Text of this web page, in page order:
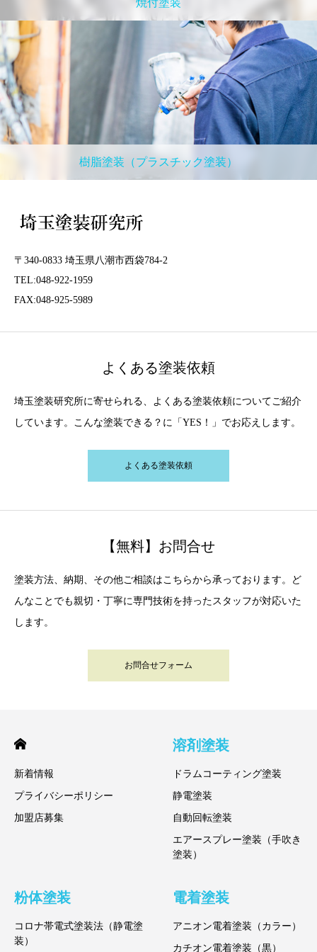
焼付塗装
樹脂塗装（プラスチック塗装）
〒340-0833 埼玉県八潮市西袋784-2
TEL:048-922-1959
FAX:048-925-5989
よくある塗装依頼
埼玉塗装研究所に寄せられる、よくある塗装依頼についてご紹介
しています。こんな塗装できる？に「YES！」でお応えします。
よくある塗装依頼
【無料】お問合せ
塗装方法、納期、その他ご相談はこちらから承っております。ど
んなことでも親切・丁寧に専門技術を持ったスタッフが対応いた
します。
お問合せフォーム
新着情報
プライバシーポリシー
加盟店募集
溶剤塗装
ドラムコーティング塗装
静電塗装
自動回転塗装
エアースプレー塗装（手吹き
塗装）
粉体塗装
コロナ帯電式塗装法（静電塗
装）
電着塗装
アニオン電着塗装（カラー）
カチオン電着塗装（黒）